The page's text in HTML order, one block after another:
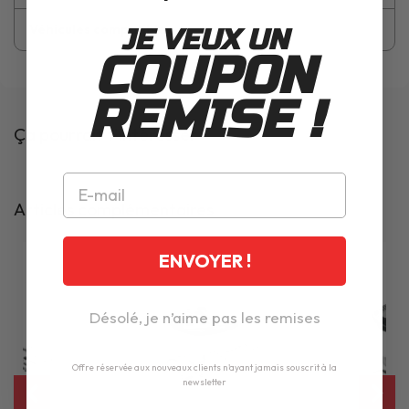
Véhicules compatibles
Ça pourrait t'intéresser
Articles complémentaires
JE VEUX UN
COUPON
REMISE !
ENVOYER !
Désolé, je n’aime pas les remises
Offre réservée aux nouveaux clients n'ayant jamais souscrit à la
newsletter